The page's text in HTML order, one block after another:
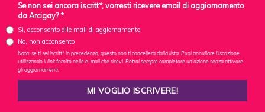
Se non sei ancora iscritt*, vorresti ricevere email di aggiornamento
da Arcigay? *
Sì, acconsento alle mail di aggiornamento
No, non acconsento
Nota: se ti sei iscritt* in precedenza, questo non ti cancellerà dalla lista. Puoi annullare l'iscrizione
utilizzando il link fornito nelle e-mail che ricevi. Potrai sempre completare un'azione senza attivare
gli aggiornamenti.